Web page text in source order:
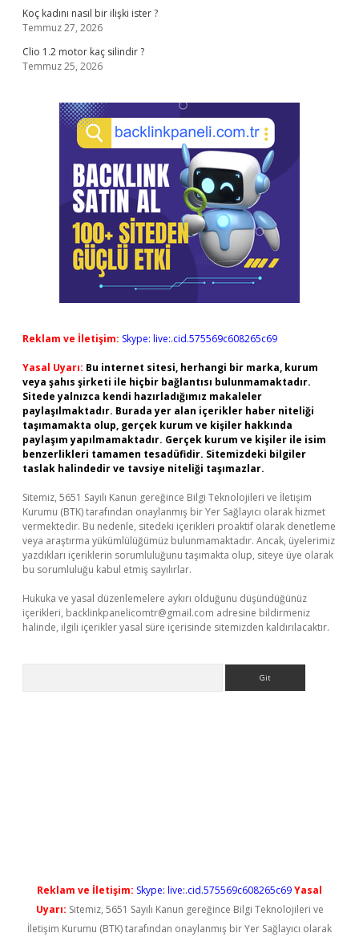
Koç kadını nasıl bir ilişki ister ?
Temmuz 27, 2026
Clio 1.2 motor kaç silindir ?
Temmuz 25, 2026
Reklam ve İletişim: Skype: live:.cid.575569c608265c69
Yasal Uyarı: Bu internet sitesi, herhangi bir marka, kurum
veya şahıs şirketi ile hiçbir bağlantısı bulunmamaktadır.
Sitede yalnızca kendi hazırladığımız makaleler
paylaşılmaktadır. Burada yer alan içerikler haber niteliği
taşımamakta olup, gerçek kurum ve kişiler hakkında
paylaşım yapılmamaktadır. Gerçek kurum ve kişiler ile isim
benzerlikleri tamamen tesadüfidir. Sitemizdeki bilgiler
taslak halindedir ve tavsiye niteliği taşımazlar.
Sitemiz, 5651 Sayılı Kanun gereğince Bilgi Teknolojileri ve İletişim
Kurumu (BTK) tarafından onaylanmış bir Yer Sağlayıcı olarak hizmet
vermektedir. Bu nedenle, sitedeki içerikleri proaktif olarak denetleme
veya araştırma yükümlülüğümüz bulunmamaktadır. Ancak, üyelerimiz
yazdıkları içeriklerin sorumluluğunu taşımakta olup, siteye üye olarak
bu sorumluluğu kabul etmiş sayılırlar.
Hukuka ve yasal düzenlemelere aykırı olduğunu düşündüğünüz
içerikleri, backlinkpanelicomtr@gmail.com adresine bildirmeniz
halinde, ilgili içerikler yasal süre içerisinde sitemizden kaldırılacaktır.
Reklam ve İletişim: Skype: live:.cid.575569c608265c69Yasal
Uyarı: Sitemiz, 5651 Sayılı Kanun gereğince Bilgi Teknolojileri ve
İletişim Kurumu (BTK) tarafından onaylanmış bir Yer Sağlayıcı olarak